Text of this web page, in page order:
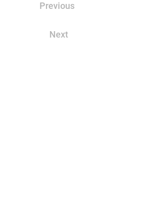
Previous
Next